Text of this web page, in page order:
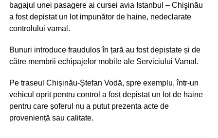
bagajul unei pasagere ai cursei avia Istanbul – Chişinău
a fost depistat un lot impunător de haine, nedeclarate
controlului vamal.
Bunuri introduce fraudulos în țară au fost depistate și de
către membrii echipajelor mobile ale Serviciului Vamal.
Pe traseul Chișinău-Ștefan Vodă, spre exemplu, într-un
vehicul oprit pentru control a fost depistat un lot de haine
pentru care șoferul nu a putut prezenta acte de
proveniență sau calitate.